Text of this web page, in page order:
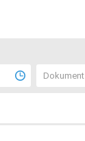
Dokument